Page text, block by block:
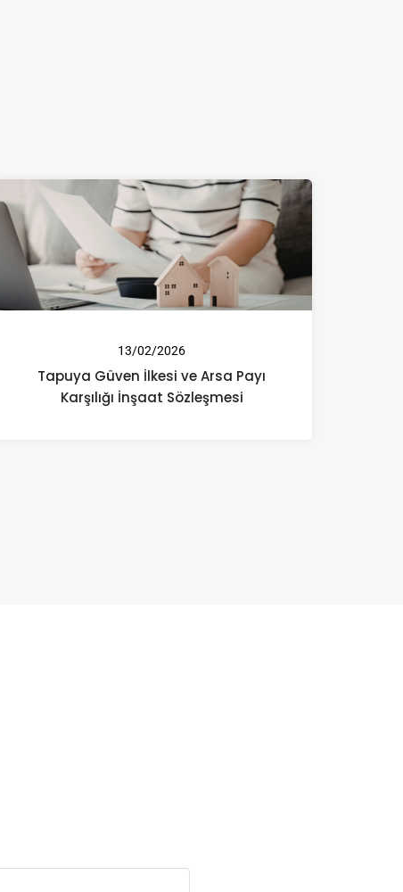
13/02/2026
Tapuya Güven İlkesi ve Arsa Payı
Karşılığı İnşaat Sözleşmesi